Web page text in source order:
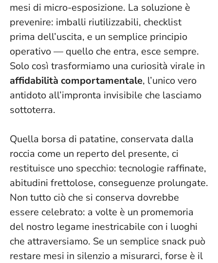
mesi di micro-esposizione. La soluzione è
prevenire: imballi riutilizzabili, checklist
prima dell’uscita, e un semplice principio
operativo — quello che entra, esce sempre.
Solo così trasformiamo una curiosità virale in
affidabilità comportamentale, l’unico vero
antidoto all’impronta invisibile che lasciamo
sottoterra.
Quella borsa di patatine, conservata dalla
roccia come un reperto del presente, ci
restituisce uno specchio: tecnologie raffinate,
abitudini frettolose, conseguenze prolungate.
Non tutto ciò che si conserva dovrebbe
essere celebrato: a volte è un promemoria
del nostro legame inestricabile con i luoghi
che attraversiamo. Se un semplice snack può
restare mesi in silenzio a misurarci, forse è il